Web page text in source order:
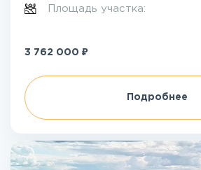
Площадь участка:
3 762 000 ₽
Подробнее